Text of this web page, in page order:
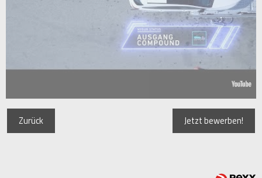
Zurück Jetzt bewerben!